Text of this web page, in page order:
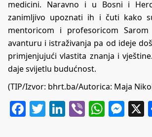
medicini. Naravno i u Bosni i
zanimljivo upoznati ih i čuti kako
mentoricom i profesoricom
avanturu i istraživanja pa od ideje
primjenjujući vlastita znanja i
daje svijetlu budućnost.
(TIP/Izvor: bhrt.ba/Autorica: Maja
Facebook
Twitter
LinkedIn
Viber